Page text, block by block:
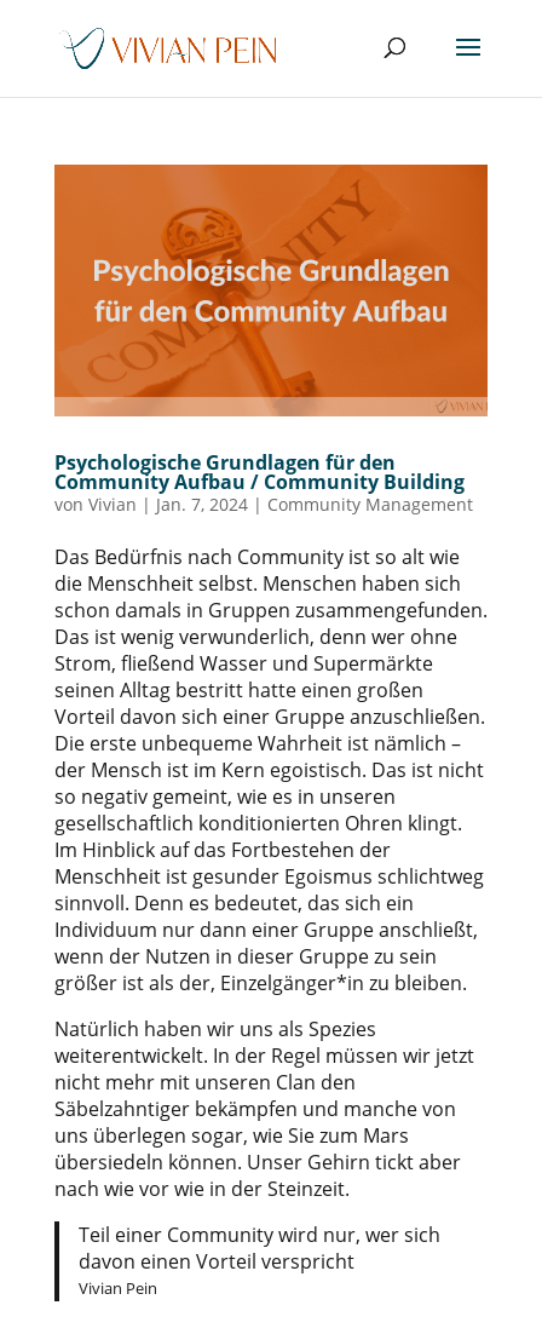
Psychologische Grundlagen für den
Community Aufbau / Community Building
von Vivian | Jan. 7, 2024| Community Management
Das Bedürfnis nach Community ist so alt wie
die Menschheit selbst. Menschen haben sich
schon damals in Gruppen zusammengefunden.
Das ist wenig verwunderlich, denn wer ohne
Strom, fließend Wasser und Supermärkte
seinen Alltag bestritt hatte einen großen
Vorteil davon sich einer Gruppe anzuschließen.
Die erste unbequeme Wahrheit ist nämlich –
der Mensch ist im Kern egoistisch. Das ist nicht
so negativ gemeint, wie es in unseren
gesellschaftlich konditionierten Ohren klingt.
Im Hinblick auf das Fortbestehen der
Menschheit ist gesunder Egoismus schlichtweg
sinnvoll. Denn es bedeutet, das sich ein
Individuum nur dann einer Gruppe anschließt,
wenn der Nutzen in dieser Gruppe zu sein
größer ist als der, Einzelgänger*in zu bleiben.
Natürlich haben wir uns als Spezies
weiterentwickelt. In der Regel müssen wir jetzt
nicht mehr mit unseren Clan den
Säbelzahntiger bekämpfen und manche von
uns überlegen sogar, wie Sie zum Mars
übersiedeln können. Unser Gehirn tickt aber
nach wie vor wie in der Steinzeit.
Teil einer Community wird nur, wer sich
davon einen Vorteil verspricht
Vivian Pein